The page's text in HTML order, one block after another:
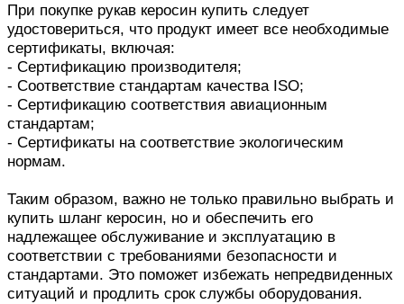
При покупке рукав керосин купить следует
удостовериться, что продукт имеет все необходимые
сертификаты, включая:
- Сертификацию производителя;
- Соответствие стандартам качества ISO;
- Сертификацию соответствия авиационным
стандартам;
- Сертификаты на соответствие экологическим
нормам.
Таким образом, важно не только правильно выбрать и
купить шланг керосин, но и обеспечить его
надлежащее обслуживание и эксплуатацию в
соответствии с требованиями безопасности и
стандартами. Это поможет избежать непредвиденных
ситуаций и продлить срок службы оборудования.